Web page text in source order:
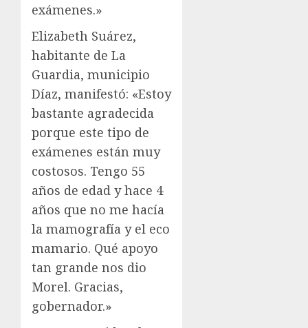
exámenes.»
Elizabeth Suárez,
habitante de La
Guardia, municipio
Díaz, manifestó: «Estoy
bastante agradecida
porque este tipo de
exámenes están muy
costosos. Tengo 55
años de edad y hace 4
años que no me hacía
la mamografía y el eco
mamario. Qué apoyo
tan grande nos dio
Morel. Gracias,
gobernador.»